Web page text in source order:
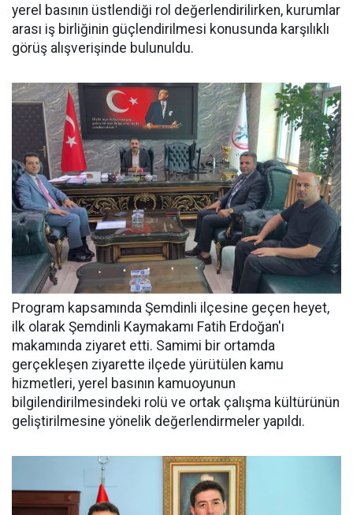
yerel basının üstlendiği rol değerlendirilirken, kurumlar
arası iş birliğinin güçlendirilmesi konusunda karşılıklı
görüş alışverişinde bulunuldu.
Program kapsamında Şemdinli ilçesine geçen heyet,
ilk olarak Şemdinli Kaymakamı Fatih Erdoğan'ı
makamında ziyaret etti. Samimi bir ortamda
gerçekleşen ziyarette ilçede yürütülen kamu
hizmetleri, yerel basının kamuoyunun
bilgilendirilmesindeki rolü ve ortak çalışma kültürünün
geliştirilmesine yönelik değerlendirmeler yapıldı.